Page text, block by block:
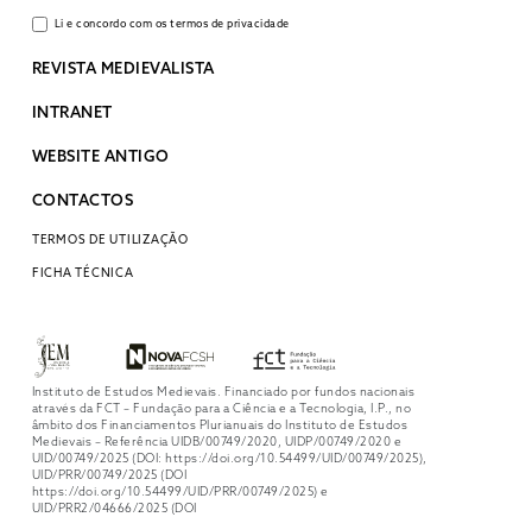
Li e concordo com os termos de privacidade
REVISTA MEDIEVALISTA
INTRANET
WEBSITE ANTIGO
CONTACTOS
TERMOS DE UTILIZAÇÃO
FICHA TÉCNICA
Instituto de Estudos Medievais. Financiado por fundos nacionais
através da FCT – Fundação para a Ciência e a Tecnologia, I.P., no
âmbito dos Financiamentos Plurianuais do Instituto de Estudos
Medievais – Referência UIDB/00749/2020, UIDP/00749/2020 e
UID/00749/2025 (DOI: https://doi.org/10.54499/UID/00749/2025),
UID/PRR/00749/2025 (DOI
https://doi.org/10.54499/UID/PRR/00749/2025) e
UID/PRR2/04666/2025 (DOI